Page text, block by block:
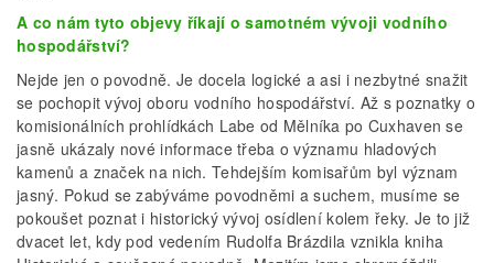
A co nám tyto objevy říkají o samotném vývoji vodního
hospodářství?
Nejde jen o povodně. Je docela logické a asi i nezbytné snažit
se pochopit vývoj oboru vodního hospodářství. Až s poznatky o
komisionálních prohlídkách Labe od Mělníka po Cuxhaven se
jasně ukázaly nové informace třeba o významu hladových
kamenů a značek na nich. Tehdejším komisařům byl význam
jasný. Pokud se zabýváme povodněmi a suchem, musíme se
pokoušet poznat i historický vývoj osídlení kolem řeky. Je to již
dvacet let, kdy pod vedením Rudolfa Brázdila vznikla kniha